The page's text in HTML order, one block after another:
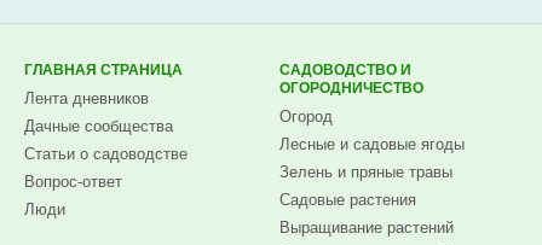
ГЛАВНАЯ СТРАНИЦА
Лента дневников
Дачные сообщества
Статьи о садоводстве
Вопрос-ответ
Люди
САДОВОДСТВО И
ОГОРОДНИЧЕСТВО
Огород
Лесные и садовые ягоды
Зелень и пряные травы
Садовые растения
Выращивание растений